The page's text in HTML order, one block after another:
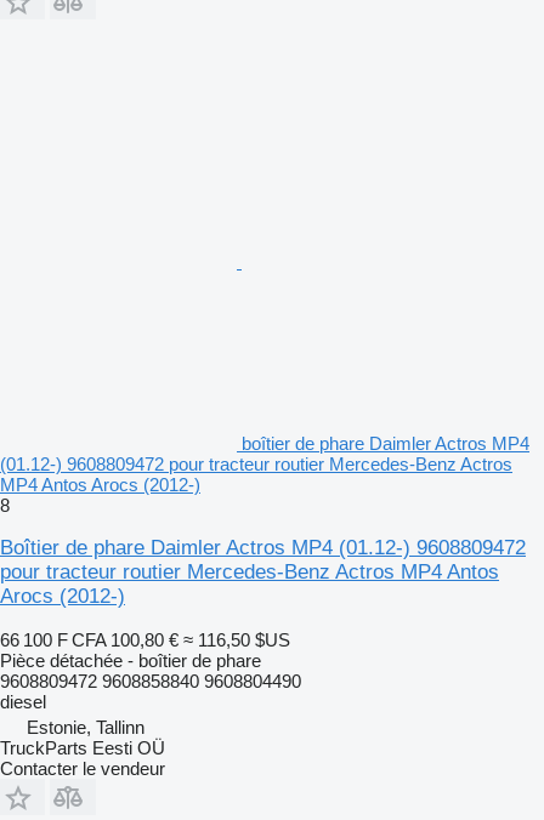
boîtier de phare Daimler Actros MP4
(01.12-) 9608809472 pour tracteur routier Mercedes-Benz Actros
MP4 Antos Arocs (2012-)
8
Boîtier de phare Daimler Actros MP4 (01.12-) 9608809472
pour tracteur routier Mercedes-Benz Actros MP4 Antos
Arocs (2012-)
66 100 F CFA 100,80 € ≈ 116,50 $US
Pièce détachée - boîtier de phare
9608809472 9608858840 9608804490
diesel
Estonie, Tallinn
TruckParts Eesti OÜ
Contacter le vendeur